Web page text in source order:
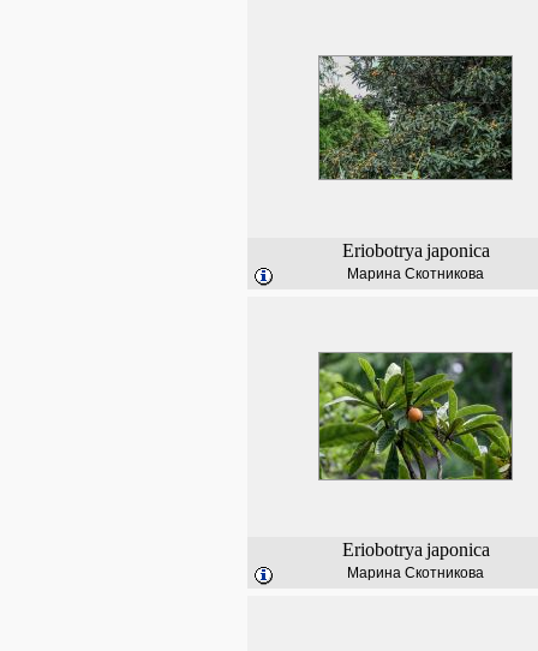
Eriobotrya japonica
Марина Скотникова
Eriobotrya japonica
Марина Скотникова